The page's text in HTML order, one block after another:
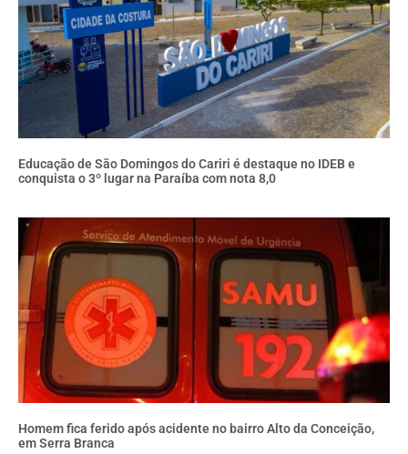
Educação de São Domingos do Cariri é destaque no IDEB e
conquista o 3º lugar na Paraíba com nota 8,0
Homem fica ferido após acidente no bairro Alto da Conceição,
em Serra Branca